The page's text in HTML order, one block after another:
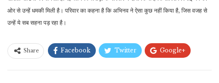
ओर से उन्हें धमकी मिली है। परिवार का कहना है कि अभिनव ने ऐसा कुछ नहीं किया है, जिस वजह से
उन्हें ये सब सहना पड़ रहा है।
Share Facebook Twitter Google+